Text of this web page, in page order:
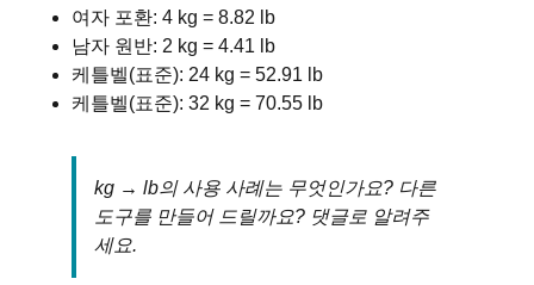
200 440.92
250 551.16
여자 포환: 4 kg = 8.82 lb
남자 원반: 2 kg = 4.41 lb
케틀벨(표준): 24 kg = 52.91 lb
케틀벨(표준): 32 kg = 70.55 lb
kg → lb의 사용 사례는 무엇인가요? 다른
도구를 만들어 드릴까요? 댓글로 알려주
세요.